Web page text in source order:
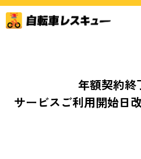
年額契約終
サービスご利用開始日